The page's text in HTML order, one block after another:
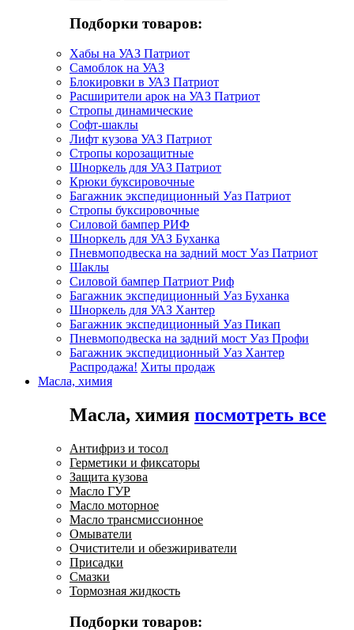
Подборки товаров:
Хабы на УАЗ Патриот
Самоблок на УАЗ
Блокировки в УАЗ Патриот
Расширители арок на УАЗ Патриот
Стропы динамические
Софт-шаклы
Лифт кузова УАЗ Патриот
Стропы корозащитные
Шноркель для УАЗ Патриот
Крюки буксировочные
Багажник экспедиционный Уаз Патриот
Стропы буксировочные
Силовой бампер РИФ
Шноркель для УАЗ Буханка
Пневмоподвеска на задний мост Уаз Патриот
Шаклы
Силовой бампер Патриот Риф
Багажник экспедиционный Уаз Буханка
Шноркель для УАЗ Хантер
Багажник экспедиционный Уаз Пикап
Пневмоподвеска на задний мост Уаз Профи
Багажник экспедиционный Уаз Хантер
Распродажа! Хиты продаж
Масла, химия
Масла, химия посмотреть все
Антифриз и тосол
Герметики и фиксаторы
Защита кузова
Масло ГУР
Масло моторное
Масло трансмиссионное
Омыватели
Очистители и обезжириватели
Присадки
Смазки
Тормозная жидкость
Подборки товаров: